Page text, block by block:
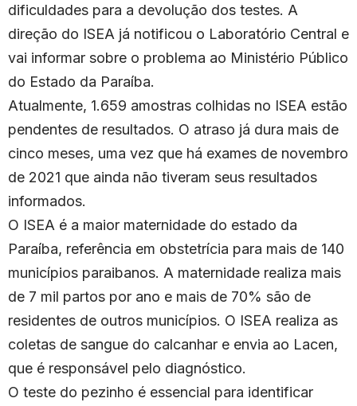
dificuldades para a devolução dos testes. A
direção do ISEA já notificou o Laboratório Central e
vai informar sobre o problema ao Ministério Público
do Estado da Paraíba.
Atualmente, 1.659 amostras colhidas no ISEA estão
pendentes de resultados. O atraso já dura mais de
cinco meses, uma vez que há exames de novembro
de 2021 que ainda não tiveram seus resultados
informados.
O ISEA é a maior maternidade do estado da
Paraíba, referência em obstetrícia para mais de 140
municípios paraibanos. A maternidade realiza mais
de 7 mil partos por ano e mais de 70% são de
residentes de outros municípios. O ISEA realiza as
coletas de sangue do calcanhar e envia ao Lacen,
que é responsável pelo diagnóstico.
O teste do pezinho é essencial para identificar